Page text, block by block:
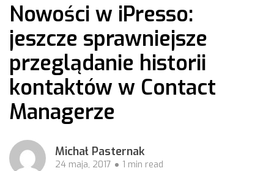
Nowości w iPresso:
jeszcze sprawniejsze
przeglądanie historii
kontaktów w Contact
Managerze
Michał Pasternak
24 maja, 2017 1 min read